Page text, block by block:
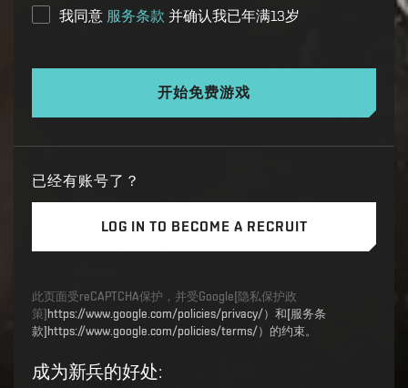
我同意 服务条款 并确认我已年满13岁
开始免费游戏
已经有账号了？
LOG IN TO BECOME A RECRUIT
此页面受reCAPTCHA保护，并受Google[隐私保护政
策] https://www.google.com/policies/privacy/）和[服务条
款]https://www.google.com/policies/terms/）的约束。
成为新兵的好处: